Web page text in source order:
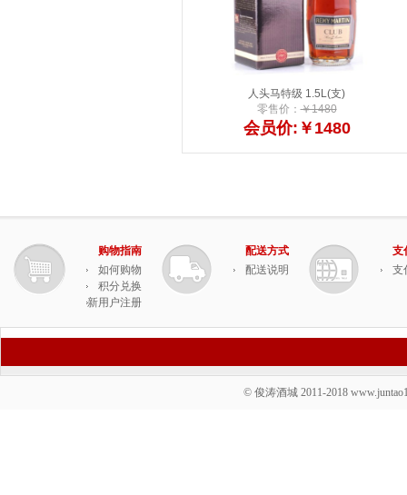
人头马特级 1.5L(支)
零售价：￥1480
会员价:￥1480
购物指南
如何购物
积分兑换
新用户注册
配送方式
配送说明
支
支
© 俊涛酒城 2011-2018